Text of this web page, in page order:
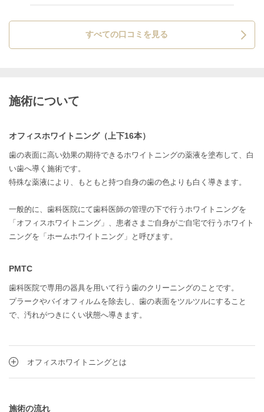
すべての口コミを見る
施術について
オフィスホワイトニング（上下16本）
歯の表面に高い効果の期待できるホワイトニングの薬液を塗布して、白
い歯へ導く施術です。
特殊な薬液により、もともと持つ自身の歯の色よりも白く導きます。
一般的に、歯科医院にて歯科医師の管理の下で行うホワイトニングを
「オフィスホワイトニング」、患者さまご自身がご自宅で行うホワイト
ニングを「ホームホワイトニング」と呼びます。
PMTC
歯科医院で専用の器具を用いて行う歯のクリーニングのことです。
プラークやバイオフィルムを除去し、歯の表面をツルツルにすること
で、汚れがつきにくい状態へ導きます。
オフィスホワイトニングとは
施術の流れ